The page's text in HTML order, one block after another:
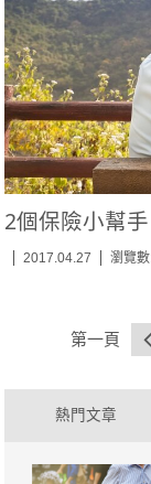
2個保險小幫
2017.04.27 瀏覽
第一頁
熱門文章